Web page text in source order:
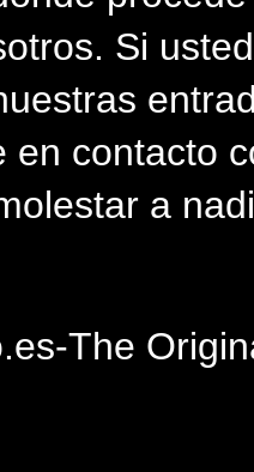
Si
en contacto
a
The